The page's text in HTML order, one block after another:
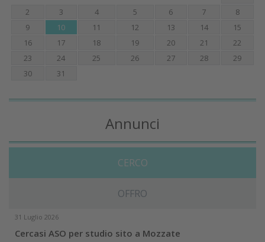
2
3 4 5 6 7
8
9
10 11 12 13 14
15
16
17 18 19 20 21
22
23
24 25 26 27 28
29
30
31
Annunci
CERCO
OFFRO
31 Luglio 2026
Cercasi ASO per studio sito a Mozzate